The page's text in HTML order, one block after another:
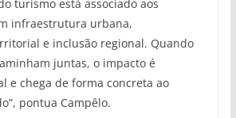
turismo está associado aos
infraestrutura urbana,
e inclusão regional. Quando
juntas, o impacto é
e chega de forma concreta ao
pontua Campêlo.